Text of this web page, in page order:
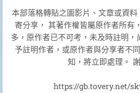
本部落格轉貼之圖影片、文章或資
寄分享， 其著作權皆屬原作者所有
多，原作者已不可考，未及時註明，
予註明作者，或原作者與分享者不
知，將立即處理。
https://gb.tovery.net/